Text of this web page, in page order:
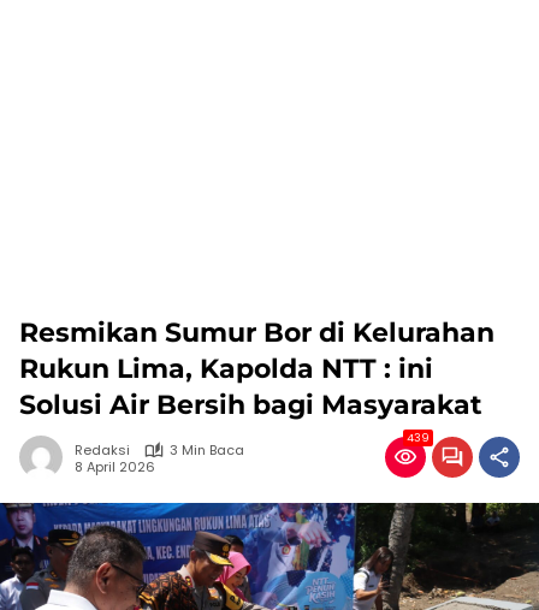
Resmikan Sumur Bor di Kelurahan
Rukun Lima, Kapolda NTT : ini
Solusi Air Bersih bagi Masyarakat
Redaksi
3 Min Baca
8 April 2026
439